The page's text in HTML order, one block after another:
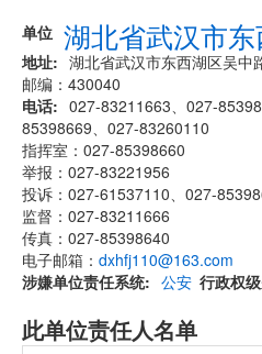
单位 湖北省武汉市
地址
湖北省武汉市东西湖区吴
邮编：430040
电话
027-83211663、027-
85398669、027-83260110
指挥室：027-85398660
举报：027-83221956
投诉：027-61537110、027-
监督：027-83211666
传真：027-85398640
电子邮箱： dxhfj110@163.com
涉嫌单位责任系统
公安 行政权
此单位责任人名单